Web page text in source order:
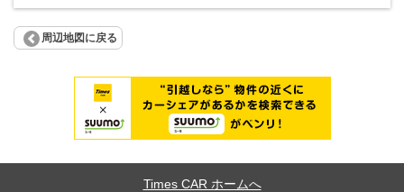
周辺地図に戻る
Times CAR ホームへ